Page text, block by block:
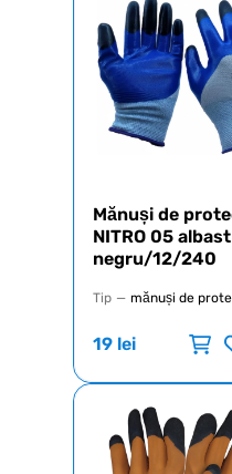
Mănuși de
NITRO 05
negru/12/240
Tip — mănuși de
19 lei